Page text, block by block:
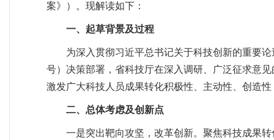
案》）。现解读如下：
一、起草背景及过程
为深入贯彻习近平总书记关于科技创新的重要
号）决策部署，省科技厅在深入调研、广泛征求意
激发广大科技人员成果转化积极性、主动性、创造
二、总体考虑及创新点
一是突出靶向攻坚，改革创新。聚焦科技成果